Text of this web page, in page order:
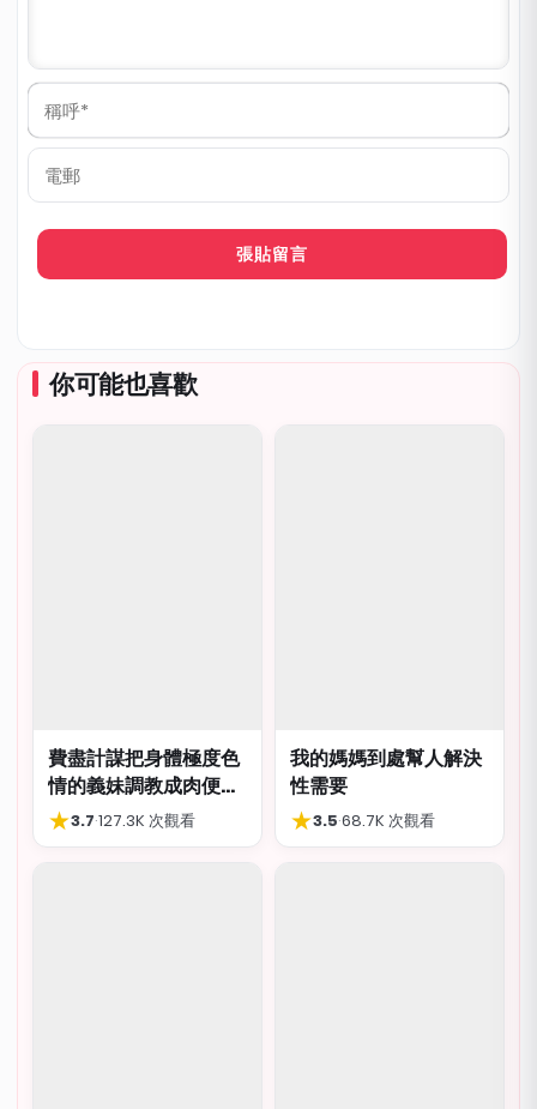
稱
*
郵
你可能也喜歡
費盡計謀把身體極度色
情的義妹調教成肉便
器，結局卻出人意外
★3.7·127.3K 次觀看
我的媽媽到處幫人解決
性需要
★3.5·68.7K 次觀看